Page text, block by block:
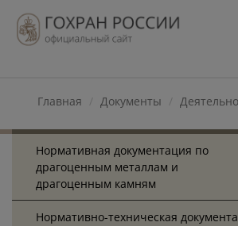
Главная Документы
Нормативная документация по
драгоценным металлам и
драгоценным камням
Нормативно-техническая